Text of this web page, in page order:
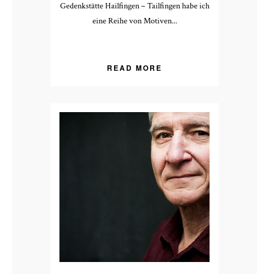
Gedenkstätte Hailfingen – Tailfingen habe ich
eine Reihe von Motiven...
READ MORE